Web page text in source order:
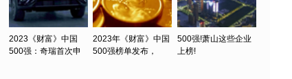
2023《财富》中国
500强：奇瑞首次申
2023年《财富》中国
500强榜单发布，
500强!萧山这些企业
上榜!